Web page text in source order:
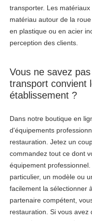
transporter. Les
matériau autour de la
en plastique ou en acier
perception des clients.
Vous ne savez
transport convient
établissement ?
Dans notre boutique en
d'équipements
restauration. Jetez un
commandez tout ce dont
équipement
particulier, un modèle ou
facilement la sélectionner
partenaire compétent,
restauration. Si vous